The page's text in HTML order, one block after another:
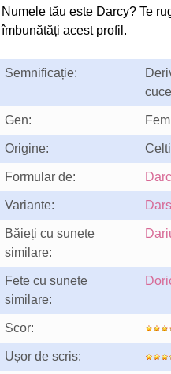
Numele tău este Darcy? Te
îmbunătăți acest profil.
Semnificație:
Gen:
Origine:
Formular de:
Variante:
Băieți cu sunete
similare:
Fete cu sunete
similare:
Scor:
Ușor de scris: